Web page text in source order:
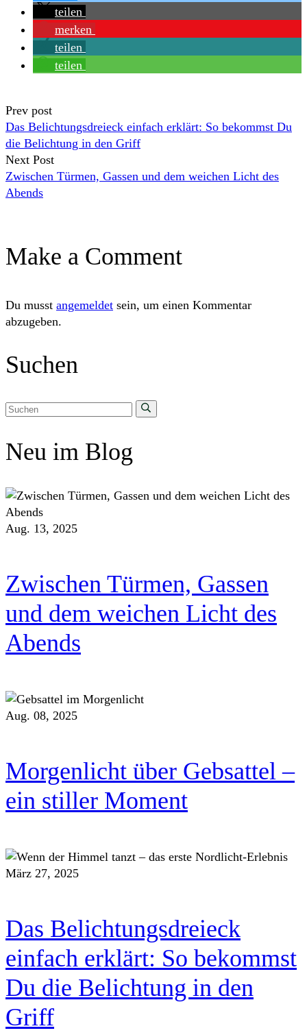
teilen
merken
teilen
teilen
Prev post
Das Belichtungsdreieck einfach erklärt: So bekommst Du
die Belichtung in den Griff
Next Post
Zwischen Türmen, Gassen und dem weichen Licht des
Abends
Make a Comment
Du musst angemeldet sein, um einen Kommentar
abzugeben.
Suchen
Neu im Blog
Aug. 13, 2025
Zwischen Türmen, Gassen
und dem weichen Licht des
Abends
Aug. 08, 2025
Morgenlicht über Gebsattel –
ein stiller Moment
März 27, 2025
Das Belichtungsdreieck
einfach erklärt: So bekommst
Du die Belichtung in den
Griff